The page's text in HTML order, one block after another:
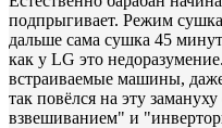
подпрыгивает. Режим
дальше сама сушка 45
как у LG это
встраиваемые машины,
так повёлся на эту
взвешиванием" и